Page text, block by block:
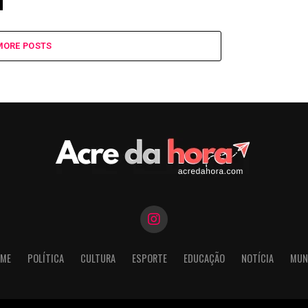
POSTS
POLÍTICA CULTURA ESPORTE EDUCAÇÃO NOTÍCIA